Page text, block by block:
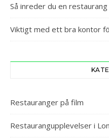
Så inreder du en restaurang
Viktigt med ett bra kontor
Restauranger på film
Restaurangupplevelser i